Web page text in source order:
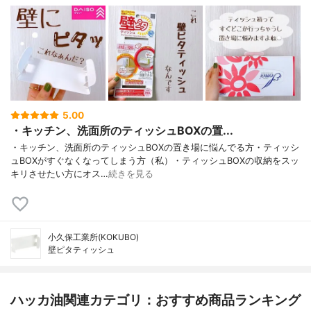
5.00
・キッチン、洗面所のティッシュBOXの置...
・キッチン、洗面所のティッシュBOXの置き場に悩んでる方・ティッシ
ュBOXがすぐなくなってしまう方（私）・ティッシュBOXの収納をスッ
キリさせたい方にオス…続きを見る
小久保工業所(KOKUBO)
壁ピタティッシュ
ハッカ油関連カテゴリ：おすすめ商品ランキング